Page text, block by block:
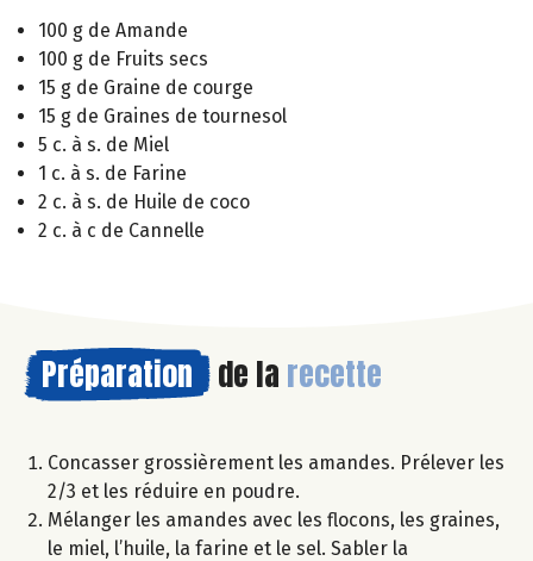
100 g de Amande
100 g de Fruits secs
15 g de Graine de courge
15 g de Graines de tournesol
5 c. à s. de Miel
1 c. à s. de Farine
2 c. à s. de Huile de coco
2 c. à c de Cannelle
Préparation de la recette
Concasser grossièrement les amandes. Prélever les
2/3 et les réduire en poudre.
Mélanger les amandes avec les flocons, les graines,
le miel, l’huile, la farine et le sel. Sabler la